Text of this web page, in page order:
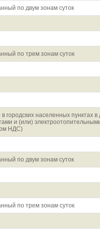
по двум зонам суток
по трем зонам суток
населенных пунктах
и (или)
НДС)
по двум зонам суток
по трем зонам суток